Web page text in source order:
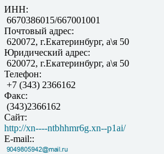
ИНН:
6670386015/667001001
Почтовый адрес:
620072, г.Екатеринбург, а\я 50
Юридический адрес:
620072, г.Екатеринбург, а\я 50
Телефон:
+7 (343) 2366162
Факс:
(343)2366162
Сайт:
http://xn----ntbhhmr6g.xn--p1ai/
E-mail::